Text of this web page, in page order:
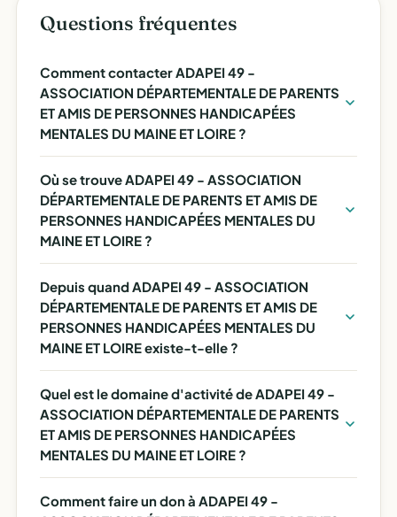
Questions fréquentes
Comment contacter ADAPEI 49 -
ASSOCIATION DÉPARTEMENTALE DE PARENTS
ET AMIS DE PERSONNES HANDICAPÉES
MENTALES DU MAINE ET LOIRE ?
Où se trouve ADAPEI 49 - ASSOCIATION
DÉPARTEMENTALE DE PARENTS ET AMIS DE
PERSONNES HANDICAPÉES MENTALES DU
MAINE ET LOIRE ?
Depuis quand ADAPEI 49 - ASSOCIATION
DÉPARTEMENTALE DE PARENTS ET AMIS DE
PERSONNES HANDICAPÉES MENTALES DU
MAINE ET LOIRE existe-t-elle ?
Quel est le domaine d'activité de ADAPEI 49 -
ASSOCIATION DÉPARTEMENTALE DE PARENTS
ET AMIS DE PERSONNES HANDICAPÉES
MENTALES DU MAINE ET LOIRE ?
Comment faire un don à ADAPEI 49 -